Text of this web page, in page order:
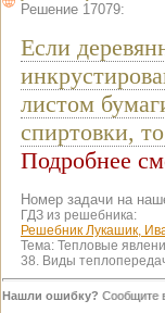
Решение 17079:
Если
листом
спиртовки,
Подробнее
Номер задачи на
ГДЗ из решебника:
Решебник Лукашик,
Тема: Тепловые
38. Виды
Нашли ошибку? Сообщите